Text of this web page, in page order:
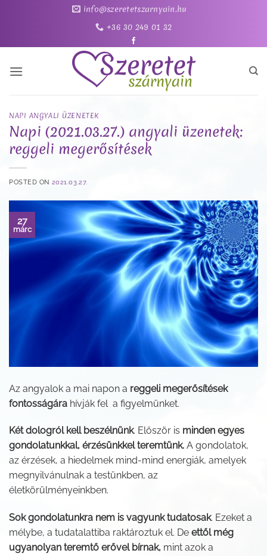
info@szeretetszarnyain.hu
+36 30 249 01 32
NAPI ANGYALI ÜZENETEK
Napi (2021.03.27.) angyali üzenetek:
reggeli megerősítések
POSTED ON 2021.03.27.
27
márc
Az angyalok a mai napon a reggeli megerősítések
fontosságára hívják fel a figyelmünket.
Két dologról kell beszélnünk. Először is minden egyes
gondolatunkkal, érzésünkkel teremtünk. A gondolatok,
az érzések, a hiedelmek mind-mind energiák, amelyek
megnyilvánulnak a testünkben, az
életkörülményeinkben.
Sok gondolatunkra nem is vagyunk tudatosak. Ezeket a
mélybe, a tudatalattiba raktároztuk el. De ettől még
ugyanolyan teremtő erővel bírnak, mint azok a